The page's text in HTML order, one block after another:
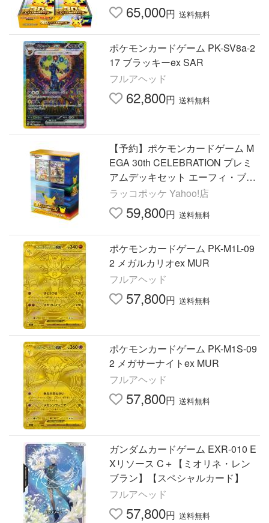
65,000円 送料無料
ポケモンカードゲーム PK-SV8a-2
17 ブラッキーex SAR
フルアヘッド
62,800円 送料無料
【予約】ポケモンカードゲーム M
EGA 30th CELEBRATION プレミ
アムデッキセット エーフィ・ブラ
ッキー 未開封BOX
ラッコポッケ Yahoo!店
59,800円 送料無料
ポケモンカードゲーム PK-M1L-09
2 メガルカリオex MUR
フルアヘッド
57,800円 送料無料
ポケモンカードゲーム PK-M1S-09
2 メガサーナイトex MUR
フルアヘッド
57,800円 送料無料
ガンダムカードゲーム EXR-010 E
Xリソース C＋【ミオリネ・レン
ブラン】【スペシャルカード】
フルアヘッド
57,800円 送料無料